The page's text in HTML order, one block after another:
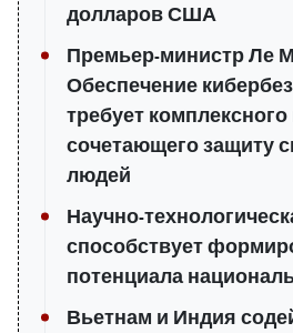
долларов США
Премьер-министр Ле
Обеспечение
требует
сочетающего защиту
людей
Научно-
способствует
потенциала
Вьетнам и Индия